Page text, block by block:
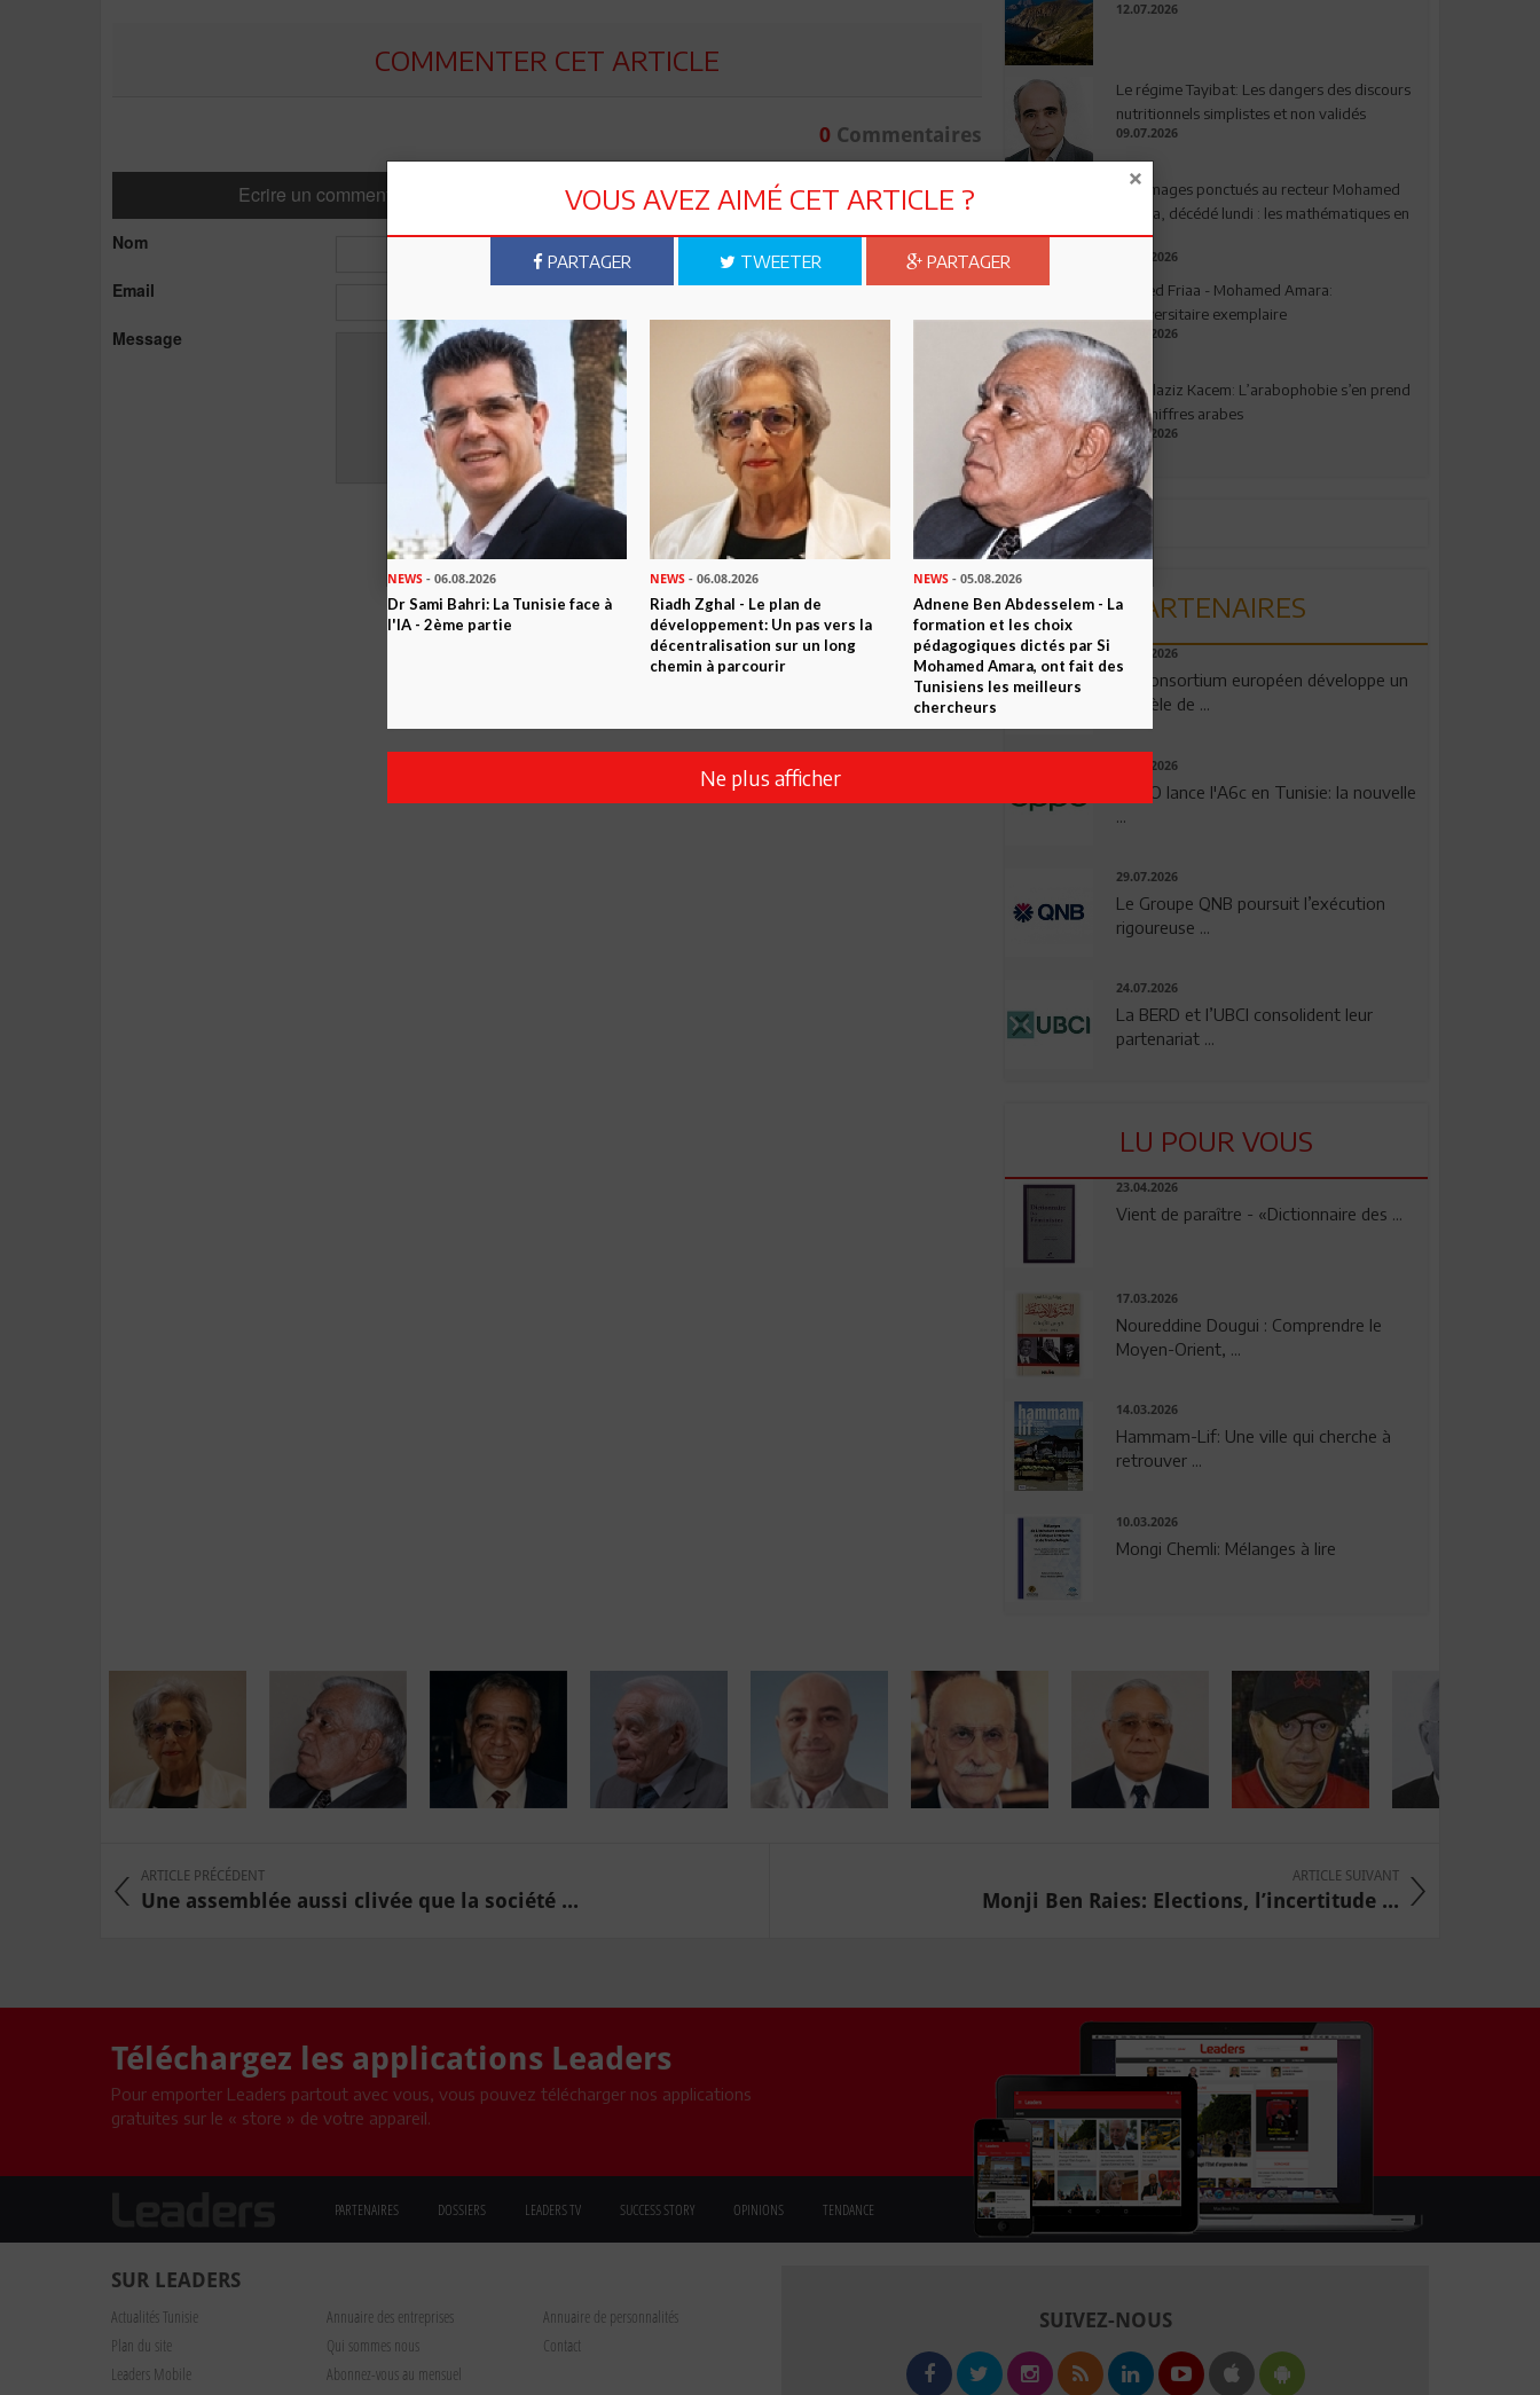
COMMENTER CET ARTICLE
0Commentaires
Ecrire un commentaire Commenter
Nom
Email
Message
Envoyer
12.07.2026
Le régime Tayibat: Les dangers des discours
nutritionnels simplistes et non validés
09.07.2026
Hommages ponctués au recteur Mohamed
Amara, décédé lundi : les mathématiques en
deuil
03.08.2026
Ahmed Friaa - Mohamed Amara:
l’Universitaire exemplaire
04.08.2026
Abdelaziz Kacem: L’arabophobie s’en prend
aux chiffres arabes
09.07.2026
PARTENAIRES
06.08.2026
Un consortium européen développe un
modèle de ...
04.08.2026
OPPO lance l'A6c en Tunisie: la nouvelle
...
29.07.2026
Le Groupe QNB poursuit l’exécution
rigoureuse ...
24.07.2026
La BERD et l’UBCI consolident leur
partenariat ...
LU POUR VOUS
23.04.2026
Vient de paraître - «Dictionnaire des ...
17.03.2026
Noureddine Dougui : Comprendre le
Moyen-Orient, ...
14.03.2026
Hammam-Lif: Une ville qui cherche à
retrouver ...
10.03.2026
Mongi Chemli: Mélanges à lire
ARTICLE PRÉCÉDENT
Une assemblée aussi clivée que la société ...
ARTICLE SUIVANT
Monji Ben Raies: Elections, l’incertitude ...
Téléchargez les applications Leaders
Pour emporter Leaders partout avec vous, vous pouvez télécharger nos applications
gratuites sur le « store » de votre appareil.
PARTENAIRES DOSSIERS LEADERS TV SUCCESS STORY OPINIONS TENDANCE
SUR LEADERS
Actualités Tunisie Annuaire des entreprises
Annuaire de personnalités
Plan du site
Qui sommes nous
Contact
Leaders Mobile
Abonnez-vous au mensuel
SUIVEZ-NOUS
VOUS AVEZ AIMÉ CET ARTICLE ?
PARTAGER TWEETER PARTAGER
NEWS - 06.08.2026
Dr Sami Bahri: La Tunisie face à
l'IA - 2ème partie
NEWS - 06.08.2026
Riadh Zghal - Le plan de
développement: Un pas vers la
décentralisation sur un long
chemin à parcourir
NEWS- 05.08.2026
Adnene Ben Abdesselem - La
formation et les choix
pédagogiques dictés par Si
Mohamed Amara, ont fait des
Tunisiens les meilleurs
chercheurs
Ne plus afficher